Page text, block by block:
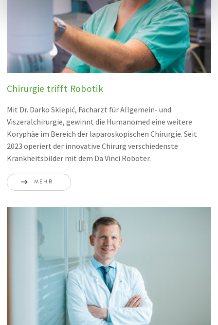
Chirurgie trifft Robotik
Mit Dr. Darko Sklepić, Facharzt für Allgemein- und
Viszeralchirurgie, gewinnt die Humanomed eine weitere
Koryphäe im Bereich der laparoskopischen Chirurgie. Seit
2023 operiert der innovative Chirurg verschiedenste
Krankheitsbilder mit dem Da Vinci Roboter.
MEHR